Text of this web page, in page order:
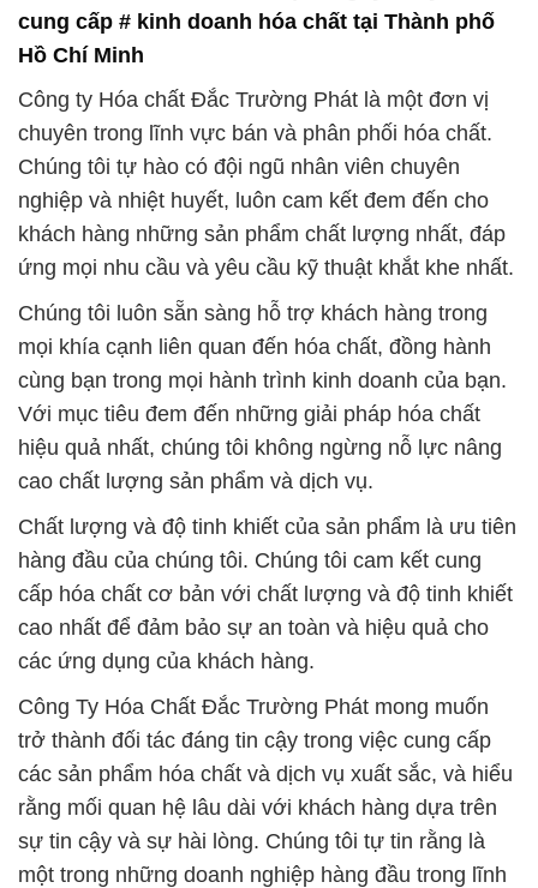
Chúng tôi tự hào có đội ngũ nhân viên chuyên
nghiệp và nhiệt huyết, luôn cam kết đem đến cho
khách hàng những sản phẩm chất lượng nhất, đáp
ứng mọi nhu cầu và yêu cầu kỹ thuật khắt khe nhất.
Chúng tôi luôn sẵn sàng hỗ trợ khách hàng trong
mọi khía cạnh liên quan đến hóa chất, đồng hành
cùng bạn trong mọi hành trình kinh doanh của bạn.
Với mục tiêu đem đến những giải pháp hóa chất
hiệu quả nhất, chúng tôi không ngừng nỗ lực nâng
cao chất lượng sản phẩm và dịch vụ.
Chất lượng và độ tinh khiết của sản phẩm là ưu tiên
hàng đầu của chúng tôi. Chúng tôi cam kết cung
cấp hóa chất cơ bản với chất lượng và độ tinh khiết
cao nhất để đảm bảo sự an toàn và hiệu quả cho
các ứng dụng của khách hàng.
Công Ty Hóa Chất Đắc Trường Phát mong muốn
trở thành đối tác đáng tin cậy trong việc cung cấp
các sản phẩm hóa chất và dịch vụ xuất sắc, và hiểu
rằng mối quan hệ lâu dài với khách hàng dựa trên
sự tin cậy và sự hài lòng. Chúng tôi tự tin rằng là
một trong những doanh nghiệp hàng đầu trong lĩnh
vực cung cấp và phân phối các sản phẩm hóa chất
chất lượng tại Việt Nam.
# Địa chỉ chuyên kinh doanh • phân phối hóa chất
Oxy Già # Oxi Già Lỏng 50% TPL Thái Lan Thailand